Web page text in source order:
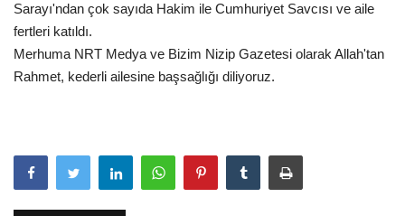
Sarayı'ndan çok sayıda Hakim ile Cumhuriyet Savcısı ve aile
fertleri katıldı.
Merhuma NRT Medya ve Bizim Nizip Gazetesi olarak Allah'tan
Rahmet, kederli ailesine başsağlığı diliyoruz.